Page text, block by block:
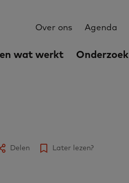
Utilities
Over ons Agenda
wat werkt Onderzoek
Delen Later lezen?